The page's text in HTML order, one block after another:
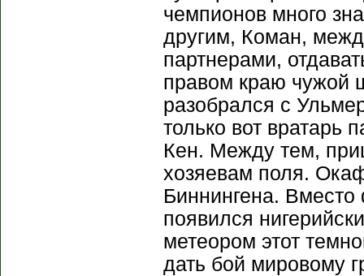
чемпионов много
другим, Коман,
партнерами,
правом краю чужой
разобрался с
только вот вратарь
Кен. Между тем,
хозяевам поля.
Биннингена.
появился
метеором этот
дать бой мировому